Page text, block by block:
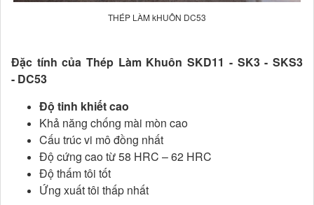
THÉP LÀM kHUÔN DC53
Đặc tính của Thép Làm Khuôn SKD11 - SK3 - SKS3
- DC53
Độ tinh khiết cao
Khả năng chống mài mòn cao
Cấu trúc vi mô đồng nhất
Độ cứng cao từ 58 HRC – 62 HRC
Độ thấm tôi tốt
Ứng xuất tôi thấp nhất